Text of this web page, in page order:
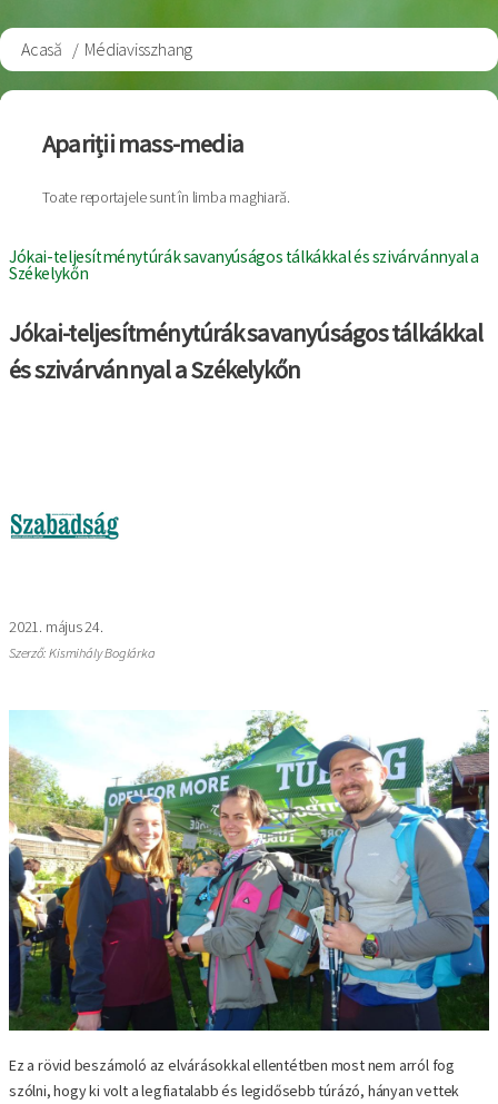
Breadcrumb
Acasă Médiavisszhang
Apariții mass-media
Toate reportajele sunt în limba maghiară.
Jókai-teljesítménytúrák savanyúságos tálkákkal és szivárvánnyal a
Székelykőn
Jókai-teljesítménytúrák savanyúságos tálkákkal
és szivárvánnyal a Székelykőn
2021. május 24.
Szerző: Kismihály Boglárka
Ez a rövid beszámoló az elvárásokkal ellentétben most nem arról fog
szólni, hogy ki volt a legfiatalabb és legidősebb túrázó, hányan vettek